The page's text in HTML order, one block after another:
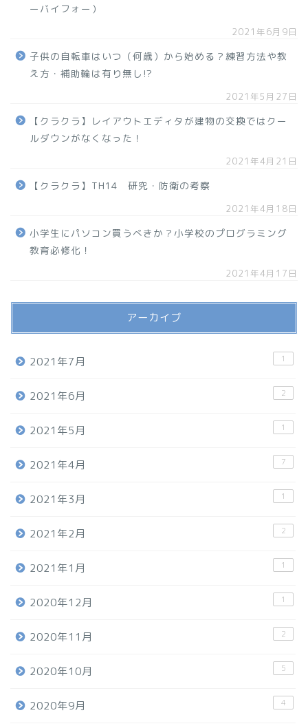
ーバイフォー）
2021年6月9日
子供の自転車はいつ（何歳）から始める？練習方法や教
え方・補助輪は有り無し!?
2021年5月27日
【クラクラ】レイアウトエディタが建物の交換ではクー
ルダウンがなくなった！
2021年4月21日
【クラクラ】TH14 研究・防衛の考察
2021年4月18日
小学生にパソコン買うべきか？小学校のプログラミング
教育必修化！
2021年4月17日
アーカイブ
2021年7月 1
2021年6月 2
2021年5月 1
2021年4月 7
2021年3月 1
2021年2月 2
2021年1月 1
2020年12月 1
2020年11月 2
2020年10月 5
2020年9月 4